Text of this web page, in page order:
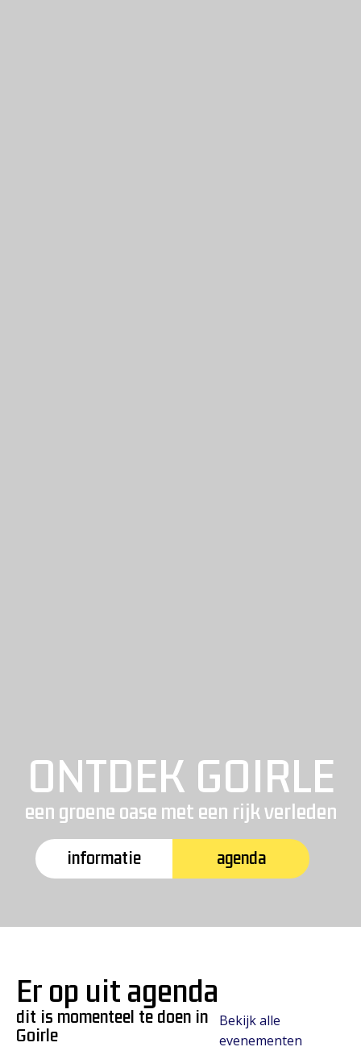
ONTDEK GOIRLE
een groene oase met een rijk verleden
informatie agenda
Er op uit agenda
dit is momenteel te doen in
Goirle
Bekijk alle
evenementen